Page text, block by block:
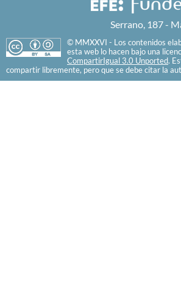
Serrano, 187 -
© MMXXVI - Los contenidos
esta web lo hacen bajo una
CompartirIgual 3.0 Unported.
compartir libremente, pero que se debe citar la